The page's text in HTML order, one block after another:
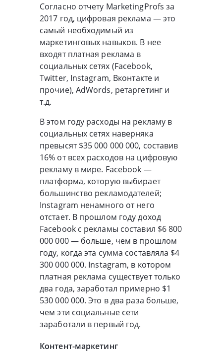
Согласно отчету MarketingProfs за
2017 год, цифровая реклама — это
самый необходимый из
маркетинговых навыков. В нее
входят платная реклама в
социальных сетях (Facebook,
Twitter, Instagram, Вконтакте и
прочие), AdWords, ретаргетинг и
т.д.
В этом году расходы на рекламу в
социальных сетях наверняка
превысят $35 000 000 000, составив
16% от всех расходов на цифровую
рекламу в мире. Facebook —
платформа, которую выбирает
большинство рекламодателей;
Instagram ненамного от него
отстает. В прошлом году доход
Facebook с рекламы составил $6 800
000 000 — больше, чем в прошлом
году, когда эта сумма составляла $4
300 000 000. Instagram, в котором
платная реклама существует только
два года, заработал примерно $1
530 000 000. Это в два раза больше,
чем эти социальные сети
заработали в первый год.
Контент-маркетинг